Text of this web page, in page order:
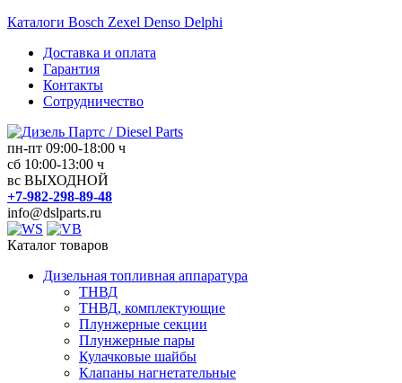
Перейти
содержимому
Каталоги Bosch Zexel Denso Delphi
Доставка и оплата
Гарантия
Контакты
Сотрудничество
Дизель
Партс
/
Diesel
Parts
Дизельная
топливная
аппаратура
пн-пт 09:00-18:00 ч
сб 10:00-13:00 ч
вс ВЫХОДНОЙ
+7-982-298-89-48
info@dslparts.ru
Каталог товаров
Дизельная топливная аппаратура
ТНВД
ТНВД, комплектующие
Плунжерные секции
Плунжерные пары
Кулачковые шайбы
Клапаны нагнетательные